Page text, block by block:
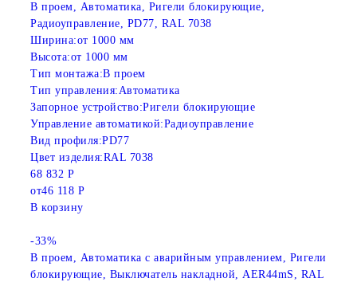
В проем, Автоматика, Ригели блокирующие,
Радиоуправление, PD77, RAL 7038
Ширина:от 1000 мм
Высота:от 1000 мм
Тип монтажа:В проем
Тип управления:Автоматика
Запорное устройство:Ригели блокирующие
Управление автоматикой:Радиоуправление
Вид профиля:PD77
Цвет изделия:RAL 7038
68 832 Р
от46 118 Р
В корзину
-33%
В проем, Автоматика с аварийным управлением, Ригели
блокирующие, Выключатель накладной, AER44mS, RAL